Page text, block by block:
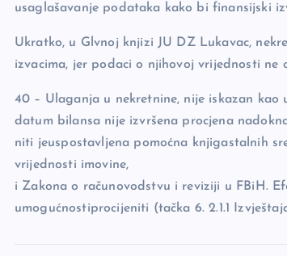
usaglašavanje podataka kako bi finansijski
Ukratko, u Glvnoj knjizi JU DZ Lukavac,
izvacima, jer podaci o njihovoj vrijednosti
40 – Ulaganja u nekretnine, nije iskazan kao
datum bilansa nije izvršena procjena
niti jeuspostavljena pomoćna knjigastalnih
vrijednosti imovine,
i Zakona o računovodstvu i reviziji u FBiH.
umogućnostiprocijeniti (tačka 6. 2.1.1